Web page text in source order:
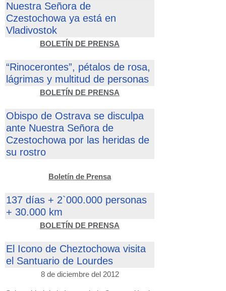
Nuestra Señora de
Czestochowa ya está en
Vladivostok
BOLETÍN DE PRENSA
“Rinocerontes”, pétalos de rosa,
lágrimas y multitud de personas
BOLETÍN DE PRENSA
Obispo de Ostrava se disculpa
ante Nuestra Señora de
Czestochowa por las heridas de
su rostro
Boletín de Prensa
137 días + 2`000.000 personas
+ 30.000 km
BOLETÍN DE PRENSA
El Icono de Cheztochowa visita
el Santuario de Lourdes
8 de diciembre del 2012